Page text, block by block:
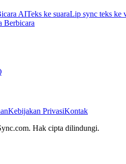
AITeks ke suaraLip sync teks ke
Berbicara
Kebijakan PrivasiKontak
Hak cipta dilindungi.